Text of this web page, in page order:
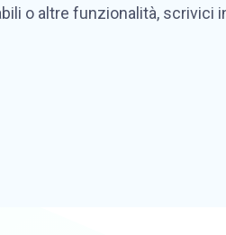
o altre funzionalità, scrivici